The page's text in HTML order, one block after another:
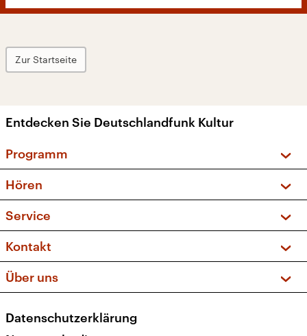
Zur Startseite
Entdecken Sie Deutschlandfunk Kultur
Programm
Sendungen und Podcasts
Musikliste
Kakadu – Das Kinderprogramm
Hören
Frequenzen (UKW + DAB+)
Service
FAQ
Apps
Newsletter
Kontakt
Social Media
Über uns
Presse
Datenschutzerklärung